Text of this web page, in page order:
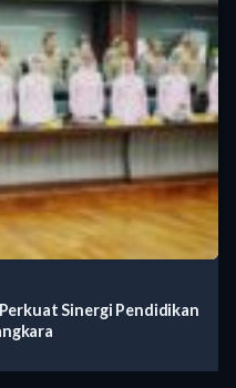
Sinergi Pendidikan